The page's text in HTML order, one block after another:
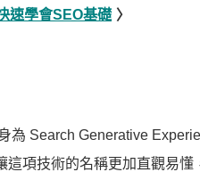
速學會SEO基礎 〉
為 Search Generative
項技術的名稱更加直觀易懂